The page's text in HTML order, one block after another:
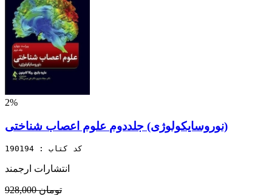
2%
علوم اعصاب شناختی‎ ‎‏(نوروسایکولوژی) جلددوم
کد کتاب : 190194
انتشارات ارجمند
928,000 تومان